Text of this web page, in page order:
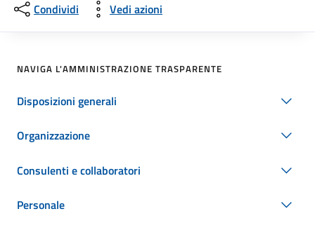
Condividi Vedi azioni
NAVIGA L'AMMINISTRAZIONE TRASPARENTE
Disposizioni generali
Organizzazione
Consulenti e collaboratori
Personale